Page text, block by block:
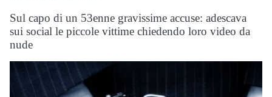
Sul capo di un 53enne gravissime accuse: adescava
sui social le piccole vittime chiedendo loro video da
nude